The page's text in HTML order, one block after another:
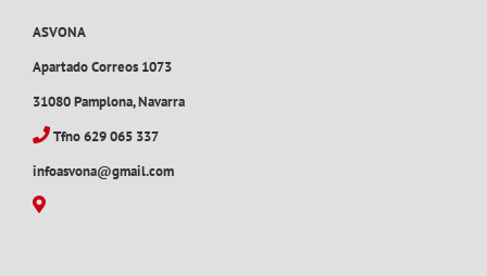
ASVONA
Apartado Correos 1073
31080 Pamplona, Navarra
Tfno 629 065 337
infoasvona@gmail.com